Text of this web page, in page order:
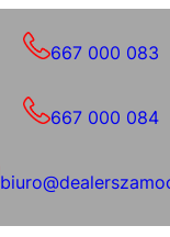
667 000 083
667 000 084